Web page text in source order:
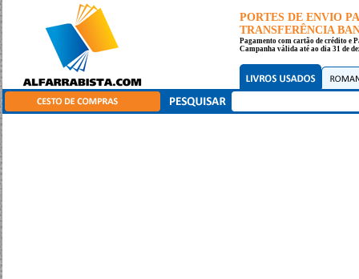
PORTES DE ENVIO
TRANSFERÊNCIA
Pagamento com cartão de crédito e
Campanha válida até ao dia 31 de